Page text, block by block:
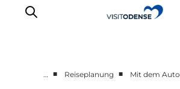
… ■ Reiseplanung ■ Mit dem Auto